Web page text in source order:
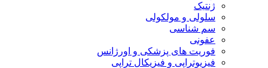
ژنتیک
سلولی و مولکولی
سم شناسی
عفونی
فوریت های پزشکی و اورژانس
فیزیوتراپی و فیزیکال تراپی